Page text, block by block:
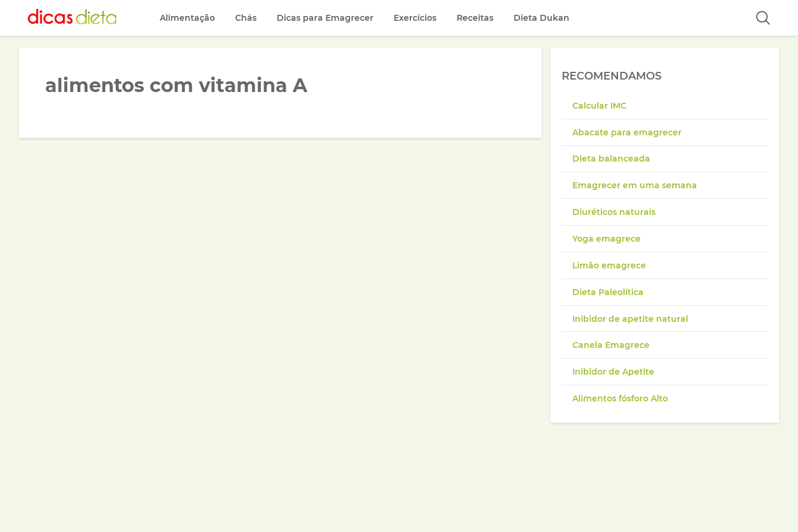
Alimentação Chás Dicas para Emagrecer Exercícios Receitas Dieta Dukan
alimentos com vitamina A RECOMENDAMOS
Calcular IMC
Abacate para emagrecer
Dieta balanceada
Emagrecer em uma semana
Diuréticos naturais
Yoga emagrece
Limão emagrece
Dieta Paleolítica
Inibidor de apetite natural
Canela Emagrece
Inibidor de Apetite
Alimentos fósforo Alto